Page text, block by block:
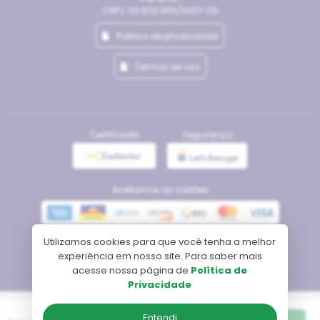
CNPJ: 00.632.965/0001-05
Politica de privacidade
Termos de uso
Certificada Segurança
Aceitamos os cartões
Meios de pagamento
Tecnologia
Utilizamos cookies para que você tenha a melhor
experiência em nosso site. Para saber mais
acesse nossa página de Política de
Privacidade